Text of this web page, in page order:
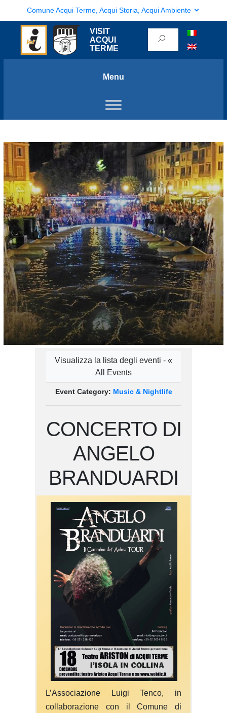
Comune Acqui Terme, Acqui Storia, Acqui Ambiente
VISIT
ACQUI
TERME
Menu
Visualizza la lista degli eventi - «
All Events
Event Category: Music & Nightlife
CONCERTO DI
ANGELO
BRANDUARDI
L’Associazione Luigi Tenco, in
collaborazione con il Comune di